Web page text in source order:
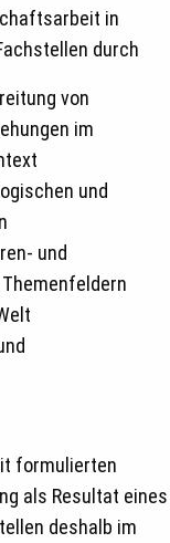
in
durch
von
im
und
und
formulierten
als Resultat eines
deshalb im